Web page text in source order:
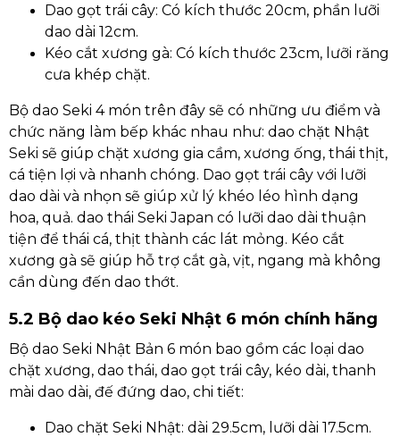
Dao gọt trái cây: Có kích thước 20cm, phần lưỡi
dao dài 12cm.
Kéo cắt xương gà: Có kích thước 23cm, lưỡi răng
cưa khép chặt.
Bộ dao Seki 4 món trên đây sẽ có những ưu điểm và
chức năng làm bếp khác nhau như: dao chặt Nhật
Seki sẽ giúp chặt xương gia cầm, xương ống, thái thịt,
cá tiện lợi và nhanh chóng. Dao gọt trái cây với lưỡi
dao dài và nhọn sẽ giúp xử lý khéo léo hình dạng
hoa, quả. dao thái Seki Japan có lưỡi dao dài thuận
tiện để thái cá, thịt thành các lát mỏng. Kéo cắt
xương gà sẽ giúp hỗ trợ cắt gà, vịt, ngang mà không
cần dùng đến dao thớt.
5.2 Bộ dao kéo Seki Nhật 6 món chính hãng
Bộ dao Seki Nhật Bản 6 món bao gồm các loại dao
chặt xương, dao thái, dao gọt trái cây, kéo dài, thanh
mài dao dài, đế đứng dao, chi tiết:
Dao chặt Seki Nhật: dài 29.5cm, lưỡi dài 17.5cm.